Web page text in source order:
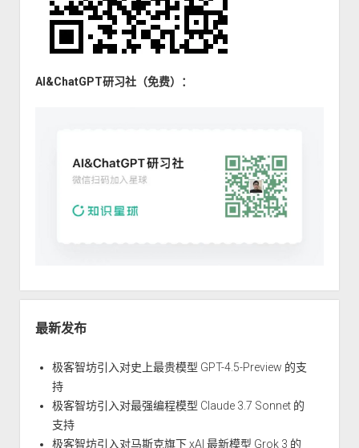
AI&ChatGPT研习社（免费）：
最新发布
极客智坊引入对史上最贵模型 GPT-4.5-Preview 的支
持
极客智坊引入对最强编程模型 Claude 3.7 Sonnet 的
支持
极客智坊引入对马斯克旗下 xAI 最新模型 Grok 3 的